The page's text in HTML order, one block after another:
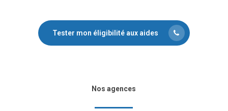
Tester mon éligibilité aux aides
Nos agences